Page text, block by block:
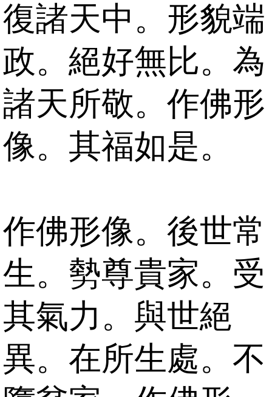
復諸天中。形貌端
政。絕好無比。為
諸天所敬。作佛形
像。其福如是。
作佛形像。後世常
生。勢尊貴家。受
其氣力。與世絕
異。在所生處。不